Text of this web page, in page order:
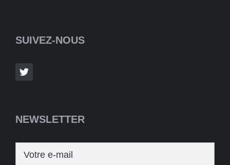
SUIVEZ-NOUS
NEWSLETTER